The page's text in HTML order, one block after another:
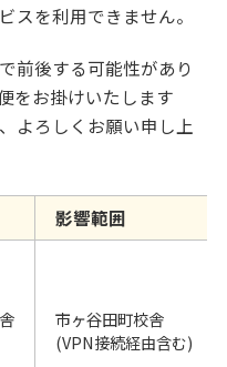
スを利用できません。
前後する可能性があり
をお掛けいたします
よろしくお願い申し上
影響範囲
市ヶ谷田町校舎
(VPN接続経由含む)